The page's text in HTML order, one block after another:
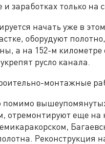
заработках только на
начать уже в
оборудуют
а на 152-м
русло канала.
монтажные
отремонтируют еще на
Реконструкция